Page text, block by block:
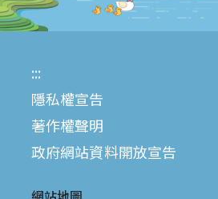
:::
隱私權宣告
著作權聲明
政府網站資料開放宣告